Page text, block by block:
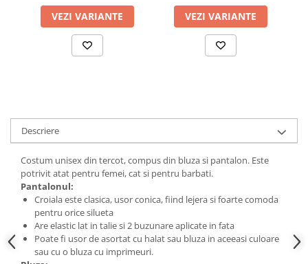
VEZI VARIANTE VEZI VARIANTE
Descriere
Costum unisex din tercot, compus din bluza si pantalon. Este
potrivit atat pentru femei, cat si pentru barbati.
Pantalonul:
Croiala este clasica, usor conica, fiind lejera si foarte comoda
pentru orice silueta
Are elastic lat in talie si 2 buzunare aplicate in fata
Poate fi usor de asortat cu halat sau bluza in aceeasi culoare
sau cu o bluza cu imprimeuri.